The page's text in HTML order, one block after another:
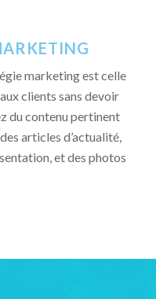
marketing est celle
clients sans devoir
du contenu pertinent
articles d’actualité,
et des photos